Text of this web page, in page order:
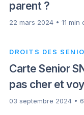
parent ?
22 mars 2024 • 11
DROITS DES
Carte Senior
pas cher et
03 septembre 2024 •